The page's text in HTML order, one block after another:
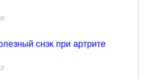
снэк при артрите